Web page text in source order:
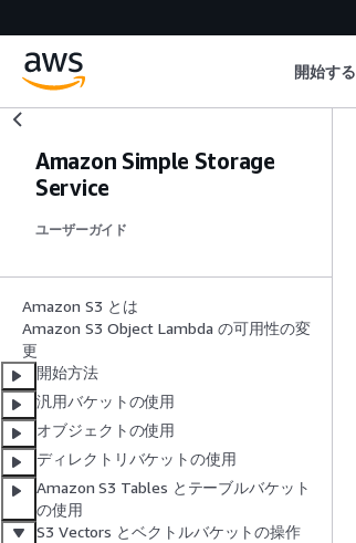
開始する
Amazon Simple Storage
Service
ユーザーガイド
Amazon S3 とは
Amazon S3 Object Lambda の可用性の変
更
開始方法
汎用バケットの使用
オブジェクトの使用
ディレクトリバケットの使用
Amazon S3 Tables とテーブルバケット
の使用
S3 Vectors とベクトルバケットの操作